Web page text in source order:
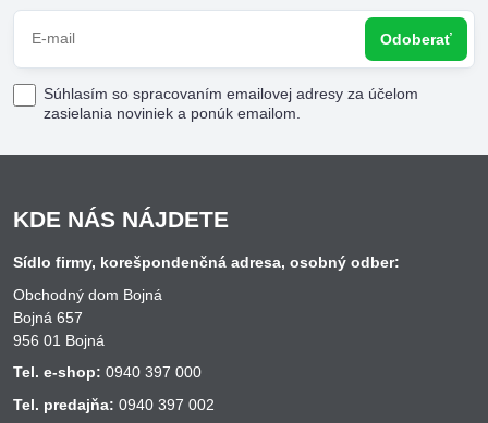
Odoberať
Súhlasím so spracovaním emailovej adresy za účelom
zasielania noviniek a ponúk emailom.
KDE NÁS NÁJDETE
Sídlo firmy, korešpondenčná adresa, osobný odber:
Obchodný dom Bojná
Bojná 657
956 01 Bojná
Tel. e-shop: 0940 397 000
Tel. predajňa: 0940 397 002